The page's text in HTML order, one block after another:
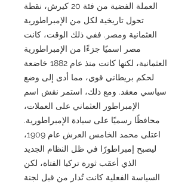
العملة الفضية من فئة 20 كيرش، نقطة
تحول تاريخية لكل من الإمبراطورية
العثمانية ومصر. ففي ذلك الوقت، كانت
مصر اسميًا جزءًا من الإمبراطورية
العثمانية، لكنها كانت منذ عام 1882 خاضعة
لحكم بريطاني قوي، مما أدى إلى وضع
سياسي معقد. ومع ذلك، استمر نقش اسم
الإمبراطور العثماني على العملات،
محافظًا رسميًا على سيادة الإمبراطورية.
اعتلى محمد الخامس العرش عام 1909،
ليصبح إمبراطورًا في ظل النظام الجديد
الذي أعقب ثورة تركيا الفتاة، لكن
السياسة الفعلية كانت تُدار من قبل لجنة